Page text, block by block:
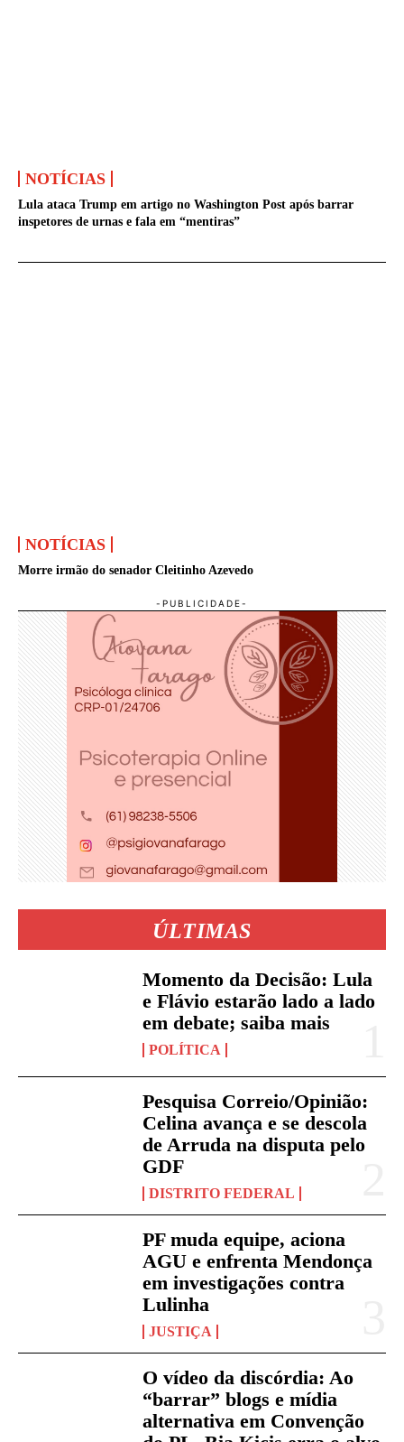
NOTÍCIAS
Lula ataca Trump em artigo no Washington Post após barrar
inspetores de urnas e fala em “mentiras”
NOTÍCIAS
Morre irmão do senador Cleitinho Azevedo
ÚLTIMAS
Momento da Decisão: Lula
e Flávio estarão lado a lado
em debate; saiba mais
POLÍTICA
Pesquisa Correio/Opinião:
Celina avança e se descola
de Arruda na disputa pelo
GDF
DISTRITO FEDERAL
PF muda equipe, aciona
AGU e enfrenta Mendonça
em investigações contra
Lulinha
JUSTIÇA
O vídeo da discórdia: Ao
“barrar” blogs e mídia
alternativa em Convenção